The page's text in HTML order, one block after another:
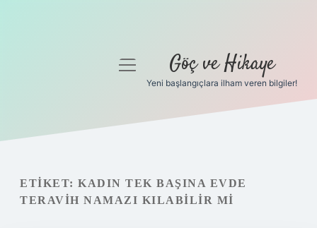
Gizlilik Politikası
Hakkımızda
menüyü
Göç ve Hikaye
Yeni başlangıçlara ilham veren bilgiler!
ETIKET: KADIN TEK BAŞINA EVDE
TERAVIH NAMAZI KILABILIR MI